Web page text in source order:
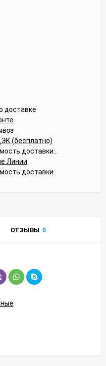
доставке
(бесплатно)
доставки...
Линии
доставки...
ОТЗЫВЫ 0